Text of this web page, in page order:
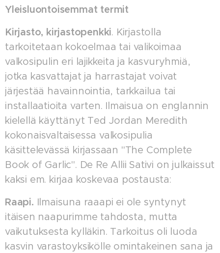
Yleisluontoisemmat termit
Kirjasto, kirjastopenkki. Kirjastolla
tarkoitetaan kokoelmaa tai valikoimaa
valkosipulin eri lajikkeita ja kasvuryhmiä,
jotka kasvattajat ja harrastajat voivat
järjestää havainnointia, tarkkailua tai
installaatioita varten. Ilmaisua on englannin
kielellä käyttänyt Ted Jordan Meredith
kokonaisvaltaisessa valkosipulia
käsittelevässä kirjassaan "The Complete
Book of Garlic". De Re Allii Sativi on julkaissut
kaksi em. kirjaa koskevaa postausta:
Raapi. Ilmaisuna raaapi ei ole syntynyt
itäisen naapurimme tahdosta, mutta
vaikutuksesta kylläkin. Tarkoitus oli luoda
kasvin varastoyksikölle omintakeinen sana ja